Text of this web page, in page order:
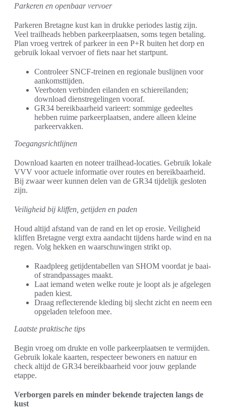
Parkeren en openbaar vervoer
Parkeren Bretagne kust kan in drukke periodes lastig zijn.
Veel trailheads hebben parkeerplaatsen, soms tegen betaling.
Plan vroeg vertrek of parkeer in een P+R buiten het dorp en
gebruik lokaal vervoer of fiets naar het startpunt.
Controleer SNCF-treinen en regionale buslijnen voor
aankomsttijden.
Veerboten verbinden eilanden en schiereilanden;
download dienstregelingen vooraf.
GR34 bereikbaarheid varieert: sommige gedeeltes
hebben ruime parkeerplaatsen, andere alleen kleine
parkeervakken.
Toegangsrichtlijnen
Download kaarten en noteer trailhead-locaties. Gebruik lokale
VVV voor actuele informatie over routes en bereikbaarheid.
Bij zwaar weer kunnen delen van de GR34 tijdelijk gesloten
zijn.
Veiligheid bij kliffen, getijden en paden
Houd altijd afstand van de rand en let op erosie. Veiligheid
kliffen Bretagne vergt extra aandacht tijdens harde wind en na
regen. Volg hekken en waarschuwingen strikt op.
Raadpleeg getijdentabellen van SHOM voordat je baai-
of strandpassages maakt.
Laat iemand weten welke route je loopt als je afgelegen
paden kiest.
Draag reflecterende kleding bij slecht zicht en neem een
opgeladen telefoon mee.
Laatste praktische tips
Begin vroeg om drukte en volle parkeerplaatsen te vermijden.
Gebruik lokale kaarten, respecteer bewoners en natuur en
check altijd de GR34 bereikbaarheid voor jouw geplande
etappe.
Verborgen parels en minder bekende trajecten langs de
kust